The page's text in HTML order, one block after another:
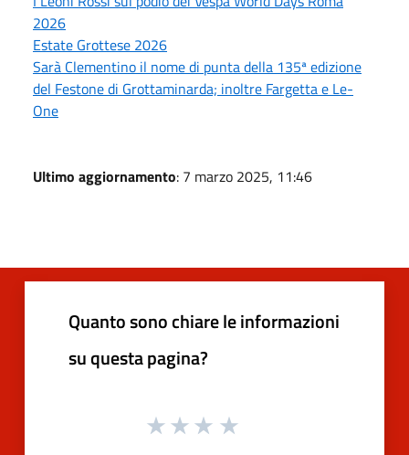
2026
Estate Grottese 2026
Sarà Clementino il nome di punta della 135ª edizione
del Festone di Grottaminarda; inoltre Fargetta e Le-
One
Ultimo aggiornamento: 7 marzo 2025, 11:46
Quanto sono chiare le informazioni
su questa pagina?